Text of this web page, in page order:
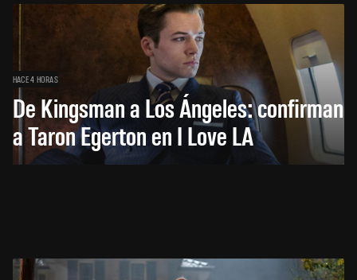
HACE 4 HORAS
De Kingsman a Los Ángeles: confirman
a Taron Egerton en I Love LA